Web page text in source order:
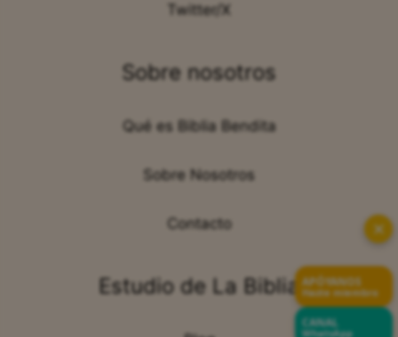
Twitter/X
Sobre nosotros
Qué es Biblia Bendita
Sobre Nosotros
Contacto
Estudio de La Biblia
✕
APÓYANOS
Hazte miembro
CANAL
WhatsApp